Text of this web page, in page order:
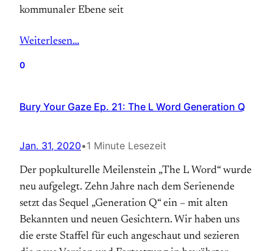
kommunaler Ebene seit
Weiterlesen…
0
Bury Your Gaze Ep. 21: The L Word Generation Q
Jan. 31, 2020•1 Minute Lesezeit
Der popkulturelle Meilenstein „The L Word“ wurde
neu aufgelegt. Zehn Jahre nach dem Serienende
setzt das Sequel „Generation Q“ ein – mit alten
Bekannten und neuen Gesichtern. Wir haben uns
die erste Staffel für euch angeschaut und sezieren